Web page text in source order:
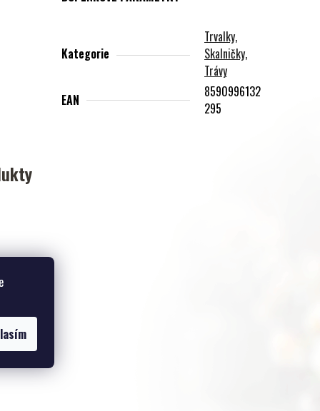
Kategorie
Trvalky,
Skalničky,
Trávy
EAN
8590996132
295